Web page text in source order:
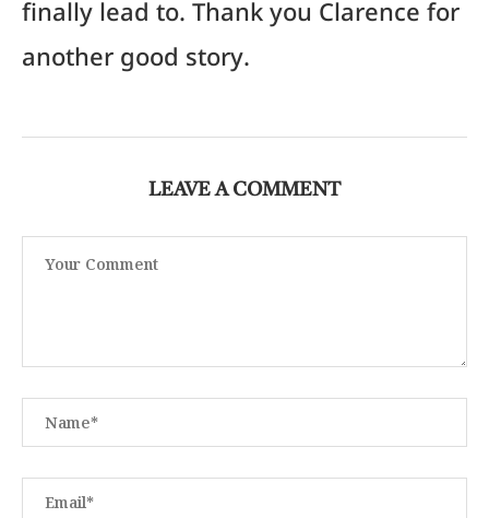
finally lead to. Thank you Clarence for
another good story.
LEAVE A COMMENT